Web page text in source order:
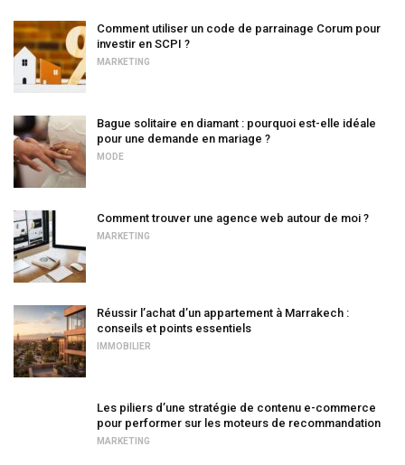
Comment utiliser un code de parrainage Corum pour
investir en SCPI ?
MARKETING
Bague solitaire en diamant : pourquoi est-elle idéale
pour une demande en mariage ?
MODE
Comment trouver une agence web autour de moi ?
MARKETING
Réussir l’achat d’un appartement à Marrakech :
conseils et points essentiels
IMMOBILIER
Les piliers d’une stratégie de contenu e-commerce
pour performer sur les moteurs de recommandation
MARKETING